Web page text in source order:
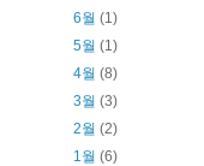
6월(1)
5월(1)
4월(8)
3월(3)
2월(2)
1월(6)